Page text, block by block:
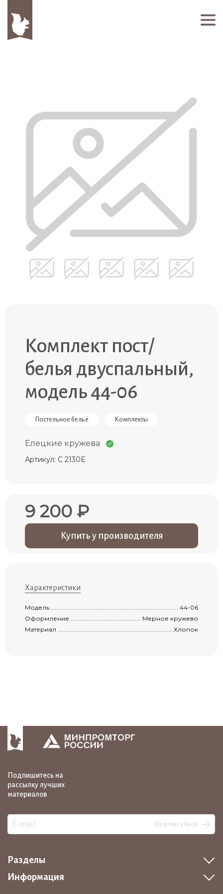
Комплект пост/
белья двуспальный,
модель 44-06
Постельное бельё Комплекты
Елецкие кружева
Артикул: С 2130Е
9 200 ₽
Купить у производителя
Характеристики
Модель
44-06
Оформление
Мерное кружево
Материал
Хлопок
Подпишитесь на
рассылку лучших
материалов
Подписаться
Разделы
Информация